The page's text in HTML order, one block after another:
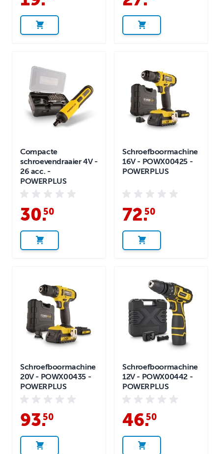
Compacte
schroevendraaier 4V -
26 acc. -
POWERPLUS
30.
50
Schroefboormachine
16V - POWX00425 -
POWERPLUS
72.
50
Schroefboormachine
20V - POWX00435 -
POWERPLUS
93.
50
Schroefboormachine
12V - POWX00442 -
POWERPLUS
46.
50